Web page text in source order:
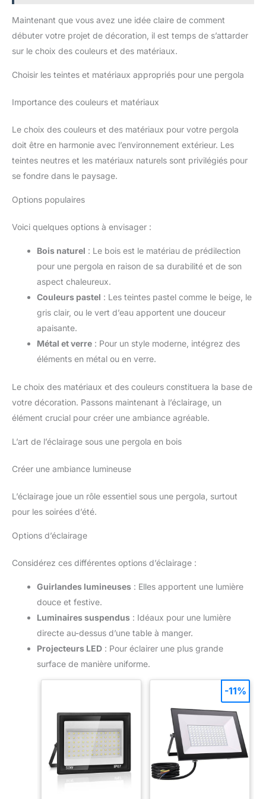
Décoration d'ampoule
fête, mariage, vacances,
terrasse et bar. [service à la
ampoules g40 de
prendre soin de vous dès
nous contacter, nous vous
heures.
Maintenant que vous avez une idée claire de comment
débuter votre projet de décoration, il est temps de s’attarder
sur le choix des couleurs et des matériaux.
Choisir les teintes et matériaux appropriés pour une pergola
Importance des couleurs et matériaux
Le choix des couleurs et des matériaux pour votre pergola
doit être en harmonie avec l’environnement extérieur. Les
teintes neutres et les matériaux naturels sont privilégiés pour
se fondre dans le paysage.
Options populaires
Voici quelques options à envisager :
Bois naturel : Le bois est le matériau de prédilection
pour une pergola en raison de sa durabilité et de son
aspect chaleureux.
Couleurs pastel : Les teintes pastel comme le beige, le
gris clair, ou le vert d’eau apportent une douceur
apaisante.
Métal et verre : Pour un style moderne, intégrez des
éléments en métal ou en verre.
Le choix des matériaux et des couleurs constituera la base de
votre décoration. Passons maintenant à l’éclairage, un
élément crucial pour créer une ambiance agréable.
L’art de l’éclairage sous une pergola en bois
Créer une ambiance lumineuse
L’éclairage joue un rôle essentiel sous une pergola, surtout
pour les soirées d’été.
Options d’éclairage
Considérez ces différentes options d’éclairage :
Guirlandes lumineuses : Elles apportent une lumière
douce et festive.
Luminaires suspendus : Idéaux pour une lumière
directe au-dessus d’une table à manger.
Projecteurs LED : Pour éclairer une plus grande
surface de manière uniforme.
-11%